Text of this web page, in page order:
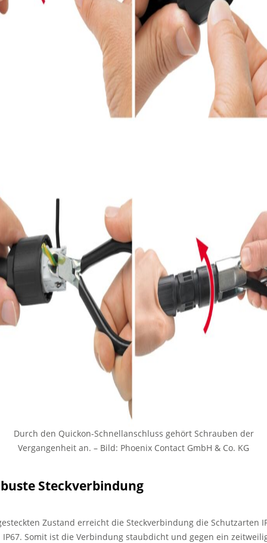
Durch den Quickon-Schnellanschluss gehört Schrauben der
Vergangenheit an. – Bild: Phoenix Contact GmbH & Co. KG
Steckverbindung
Zustand erreicht die Steckverbindung die Schutzarten
IP67. Somit ist die Verbindung staubdicht und gegen ein